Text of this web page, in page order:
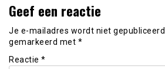
Geef een reactie
Je e-mailadres wordt niet gepubliceerd.
gemarkeerd met *
Reactie *